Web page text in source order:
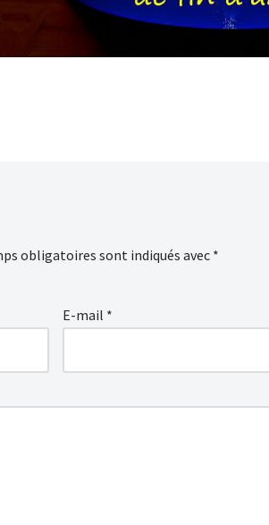
obligatoires sont indiqués avec *
E-mail *